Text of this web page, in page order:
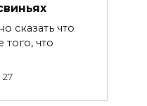
сказать что
того, что
27